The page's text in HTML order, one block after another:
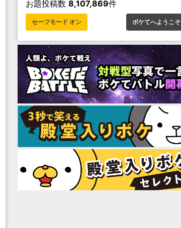
お題投稿数 8,107,869件
セーフモード オン ボケてへようこそ